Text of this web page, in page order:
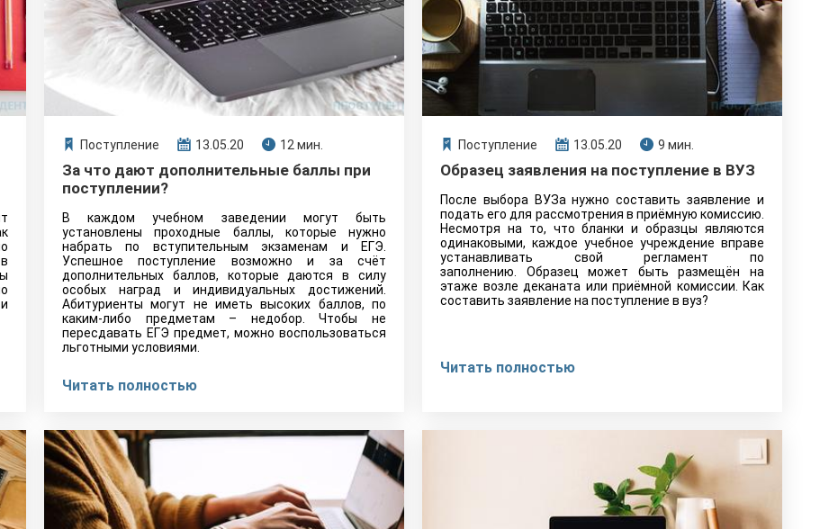
Поступление 13.05.20 12 мин.
За что дают дополнительные баллы при
поступлении?
В каждом учебном заведении могут быть
установлены проходные баллы, которые нужно
набрать по вступительным экзаменам и ЕГЭ.
Успешное поступление возможно и за счёт
дополнительных баллов, которые даются в силу
особых наград и индивидуальных достижений.
Абитуриенты могут не иметь высоких баллов, по
каким-либо предметам – недобор. Чтобы не
пересдавать ЕГЭ предмет, можно воспользоваться
льготными условиями.
Читать полностью
Поступление 13.05.20 9 мин.
Образец заявления на поступление в ВУЗ
После выбора ВУЗа нужно составить заявление и
подать его для рассмотрения в приёмную комиссию.
Несмотря на то, что бланки и образцы являются
одинаковыми, каждое учебное учреждение вправе
устанавливать свой регламент по
заполнению. Образец может быть размещён на
этаже возле деканата или приёмной комиссии. Как
составить заявление на поступление в вуз?
Читать полностью